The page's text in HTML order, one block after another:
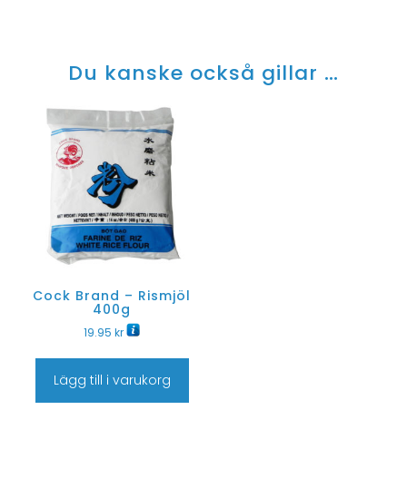
Du kanske också gillar …
Cock Brand – Rismjöl
400g
19.95kr
Lägg till i varukorg